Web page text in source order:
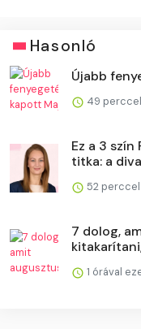
Hasonló
Újabb
49
Ez a 3
titka: a
52
7 dolog,
1 órával